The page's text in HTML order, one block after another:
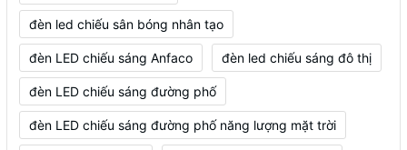
đèn led chiếu sân bóng nhân tạo
đèn LED chiếu sáng Anfaco đèn led chiếu sáng đô thị
đèn LED chiếu sáng đường phố
đèn LED chiếu sáng đường phố năng lượng mặt trời